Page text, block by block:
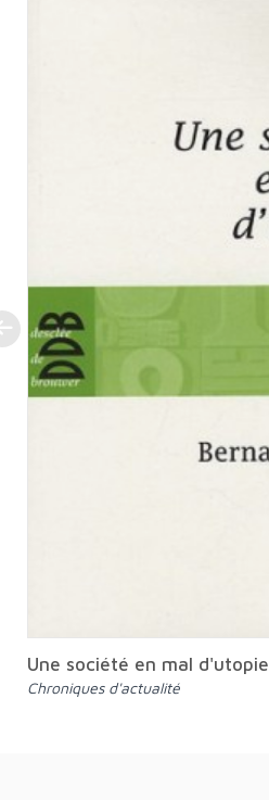
Une société en mal d'utopie
Chroniques d'actualité